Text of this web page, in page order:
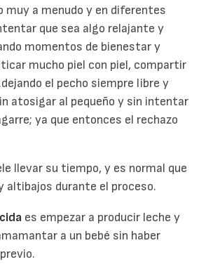
muy a menudo y en diferentes
que sea algo relajante y
momentos de bienestar y
mucho piel con piel, compartir
el pecho siempre libre y
atosigar al pequeño y sin intentar
ya que entonces el rechazo
llevar su tiempo, y es normal que
altibajos durante el proceso.
es empezar a producir leche y
a un bebé sin haber